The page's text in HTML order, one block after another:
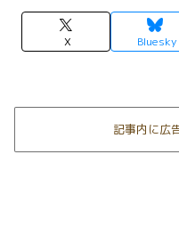
X Bluesky
記事内に広